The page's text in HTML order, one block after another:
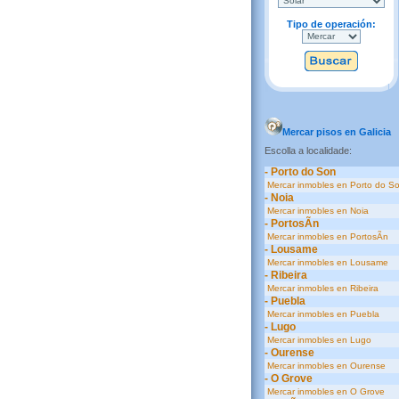
Tipo de operación:
Mercar pisos en Galicia
Escolla a localidade:
- Porto do Son
Mercar inmobles en Porto do
- Noia
Mercar inmobles en Noia
- PortosÃ­n
Mercar inmobles en PortosÃ­n
- Lousame
Mercar inmobles en Lousame
- Ribeira
Mercar inmobles en Ribeira
- Puebla
Mercar inmobles en Puebla
- Lugo
Mercar inmobles en Lugo
- Ourense
Mercar inmobles en Ourense
- O Grove
Mercar inmobles en O Grove